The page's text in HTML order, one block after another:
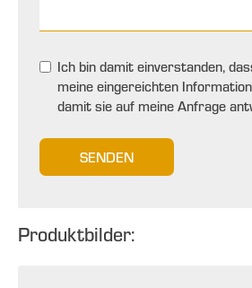
Ich bin damit einverstanden,
meine eingereichten
damit sie auf meine Anfrage
SENDEN
Produktbilder: